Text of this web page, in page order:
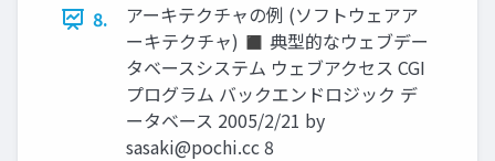
8.
アーキテクチャの例 (ソフトウェアア
ーキテクチャ) ◼ 典型的なウェブデー
タベースシステム ウェブアクセス CGI
プログラム バックエンドロジック デ
ータベース 2005/2/21 by
sasaki@pochi.cc8